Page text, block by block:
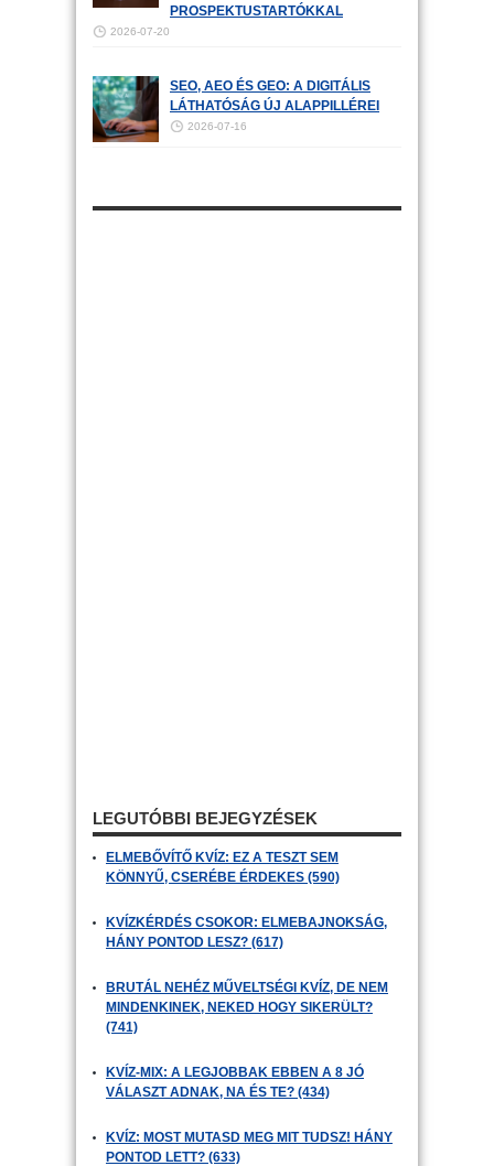
PROSPEKTUSTARTÓKKAL
2026-07-20
SEO, AEO ÉS GEO: A DIGITÁLIS
LÁTHATÓSÁG ÚJ ALAPPILLÉREI
2026-07-16
LEGUTÓBBI BEJEGYZÉSEK
ELMEBŐVÍTŐ KVÍZ: EZ A TESZT SEM
KÖNNYŰ, CSERÉBE ÉRDEKES (590)
KVÍZKÉRDÉS CSOKOR: ELMEBAJNOKSÁG,
HÁNY PONTOD LESZ? (617)
BRUTÁL NEHÉZ MŰVELTSÉGI KVÍZ, DE NEM
MINDENKINEK, NEKED HOGY SIKERÜLT?
(741)
KVÍZ-MIX: A LEGJOBBAK EBBEN A 8 JÓ
VÁLASZT ADNAK, NA ÉS TE? (434)
KVÍZ: MOST MUTASD MEG MIT TUDSZ! HÁNY
PONTOD LETT? (633)